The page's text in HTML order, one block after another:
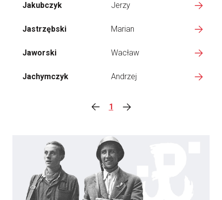
Jakubczyk Jerzy
Jastrzębski Marian
Jaworski Wacław
Jachymczyk Andrzej
1